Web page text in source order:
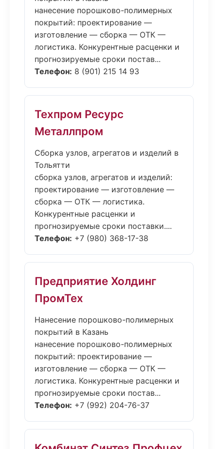
нанесение порошково-полимерных
покрытий: проектирование —
изготовление — сборка — ОТК —
логистика. Конкурентные расценки и
прогнозируемые сроки постав...
Телефон: 8 (901) 215 14 93
Техпром Ресурс
Металлпром
Сборка узлов, агрегатов и изделий в
Тольятти
сборка узлов, агрегатов и изделий:
проектирование — изготовление —
сборка — ОТК — логистика.
Конкурентные расценки и
прогнозируемые сроки поставки....
Телефон: +7 (980) 368-17-38
Предприятие Холдинг
ПромТех
Нанесение порошково-полимерных
покрытий в Казань
нанесение порошково-полимерных
покрытий: проектирование —
изготовление — сборка — ОТК —
логистика. Конкурентные расценки и
прогнозируемые сроки постав...
Телефон: +7 (992) 204-76-37